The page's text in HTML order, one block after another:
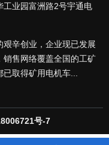
工业园富洲路2号宇通电
辛创业，企业现已发展
销售网络覆盖全国的工矿
取得矿用电机车...
号-7